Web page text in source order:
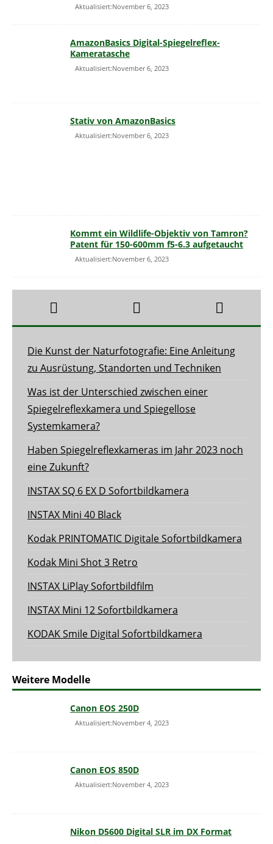
Aktualisiert:November 6, 2023
AmazonBasics Digital-Spiegelreflex-
Kameratasche
Aktualisiert:November 6, 2023
Stativ von AmazonBasics
Aktualisiert:November 6, 2023
Kommt ein Wildlife-Objektiv von Tamron?
Patent für 150-600mm f5-6.3 aufgetaucht
Aktualisiert:November 6, 2023
Die Kunst der Naturfotografie: Eine Anleitung
zu Ausrüstung, Standorten und Techniken
Was ist der Unterschied zwischen einer
Spiegelreflexkamera und Spiegellose
Systemkamera?
Haben Spiegelreflexkameras im Jahr 2023 noch
eine Zukunft?
INSTAX SQ 6 EX D Sofortbildkamera
INSTAX Mini 40 Black
Kodak PRINTOMATIC Digitale Sofortbildkamera
Kodak Mini Shot 3 Retro
INSTAX LiPlay Sofortbildfilm
INSTAX Mini 12 Sofortbildkamera
KODAK Smile Digital Sofortbildkamera
Weitere Modelle
Canon EOS 250D
Aktualisiert:November 4, 2023
Canon EOS 850D
Aktualisiert:November 4, 2023
Nikon D5600 Digital SLR im DX Format